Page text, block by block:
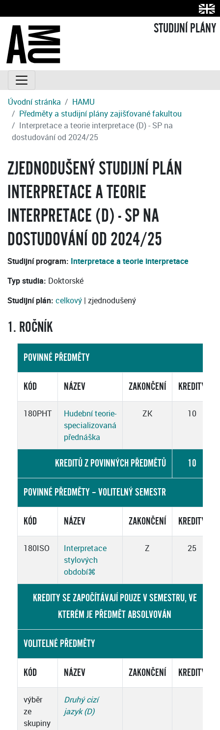
STUDIJNÍ PLÁNY
Úvodní stránka
HAMU
Předměty a studijní plány zajišťované fakultou
Interpretace a teorie interpretace (D) - SP na
dostudování od 2024/25
ZJEDNODUŠENÝ STUDIJNÍ PLÁN
INTERPRETACE A TEORIE
INTERPRETACE (D) - SP NA
DOSTUDOVÁNÍ OD 2024/25
Studijní program: Interpretace a teorie interpretace
Typ studia: Doktorské
Studijní plán: celkový | zjednodušený
1. ROČNÍK
POVINNÉ PŘEDMĚTY
KÓD NÁZEV ZAKONČENÍ KREDITY
180PHT
Hudební teorie-
specializovaná
přednáška
ZK 10
KREDITŮ Z POVINNÝCH PŘEDMĚTŮ 10
POVINNÉ PŘEDMĚTY – VOLITELNÝ SEMESTR
KÓD NÁZEV ZAKONČENÍ KREDITY
180ISO
Interpretace
stylových
období⌘
Z 25
KREDITY SE ZAPOČÍTÁVAJÍ POUZE V SEMESTRU, VE
KTERÉM JE PŘEDMĚT ABSOLVOVÁN
VOLITELNÉ PŘEDMĚTY
KÓD NÁZEV ZAKONČENÍ KREDITY
výběr
ze
skupiny
Druhý cizí
jazyk (D)